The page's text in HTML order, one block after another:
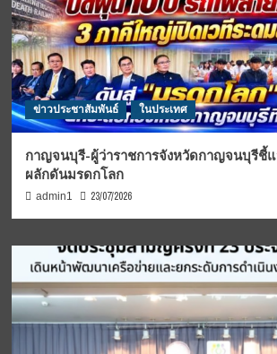
ข่าวประชาสัมพันธ์ ในประเทศ
กาญจนบุรี-ผู้ว่าราชการจังหวัดกาญจนบุรีชี้
ผลักดันมรดกโลก
admin1 23/07/2026